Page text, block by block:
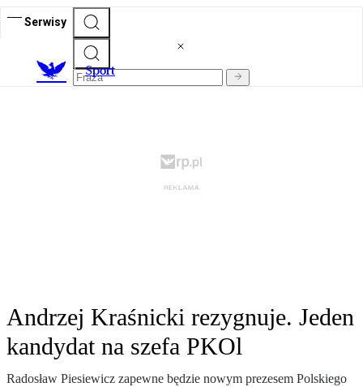
Serwisy
Sport
Andrzej Kraśnicki rezygnuje. Jeden
kandydat na szefa PKOl
Radosław Piesiewicz zapewne będzie nowym prezesem Polskiego